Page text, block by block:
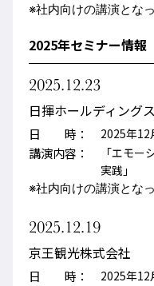
※社内向けの講演とな
2025年セミナー情報
2025.12.23
日揮ホールディング
日 時： 2025年12
講演内容：
「エモー
実践」
※社内向けの講演とな
2025.12.19
京王観光株式会社
日 時： 2025年12